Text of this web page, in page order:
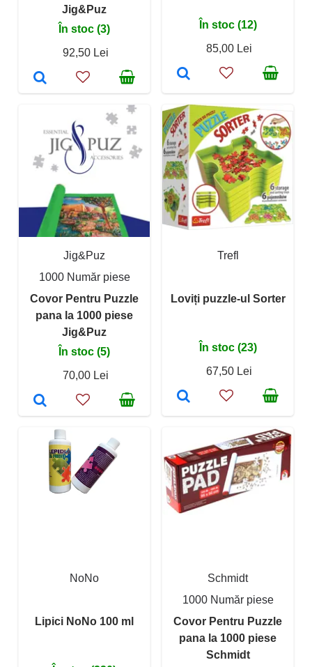
Jig&Puz
În stoc (3)
92,50 Lei
În stoc (12)
85,00 Lei
Jig&Puz
1000 Număr piese
Covor Pentru Puzzle
pana la 1000 piese
Jig&Puz
În stoc (5)
70,00 Lei
Trefl
Loviți puzzle-ul Sorter
În stoc (23)
67,50 Lei
NoNo
Lipici NoNo 100 ml
Schmidt
1000 Număr piese
Covor Pentru Puzzle
pana la 1000 piese
Schmidt